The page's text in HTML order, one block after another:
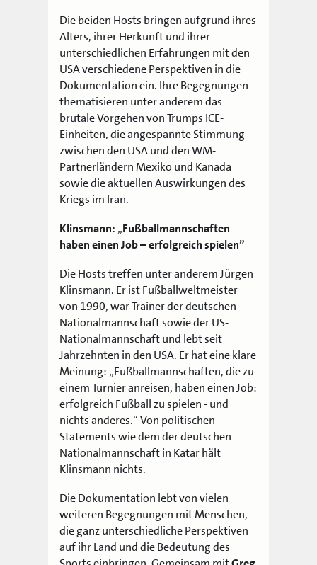
Die beiden Hosts bringen aufgrund ihres
Alters, ihrer Herkunft und ihrer
unterschiedlichen Erfahrungen mit den
USA verschiedene Perspektiven in die
Dokumentation ein. Ihre Begegnungen
thematisieren unter anderem das
brutale Vorgehen von Trumps ICE-
Einheiten, die angespannte Stimmung
zwischen den USA und den WM-
Partnerländern Mexiko und Kanada
sowie die aktuellen Auswirkungen des
Kriegs im Iran.
Klinsmann: „Fußballmannschaften
haben einen Job – erfolgreich spielen”
Die Hosts treffen unter anderem Jürgen
Klinsmann. Er ist Fußballweltmeister
von 1990, war Trainer der deutschen
Nationalmannschaft sowie der US-
Nationalmannschaft und lebt seit
Jahrzehnten in den USA. Er hat eine klare
Meinung: „Fußballmannschaften, die zu
einem Turnier anreisen, haben einen Job:
erfolgreich Fußball zu spielen - und
nichts anderes.“ Von politischen
Statements wie dem der deutschen
Nationalmannschaft in Katar hält
Klinsmann nichts.
Die Dokumentation lebt von vielen
weiteren Begegnungen mit Menschen,
die ganz unterschiedliche Perspektiven
auf ihr Land und die Bedeutung des